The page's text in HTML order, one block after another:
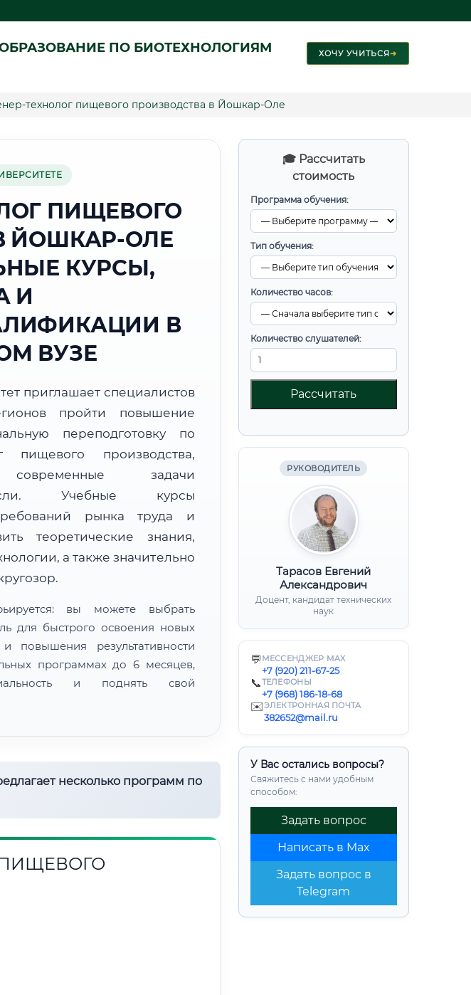
ПО БИОТЕХНОЛОГИЯМ ХОЧУ УЧИТЬСЯ➜
технолог пищевого производства в Йошкар-Оле
🎓 Рассчитать
стоимость
Программа обучения:
Тип обучения:
Количество часов:
Количество слушателей:
Рассчитать
РУКОВОДИТЕЛЬ
Тарасов Евгений
Александрович
Доцент, кандидат технических
наук
💬 МЕССЕНДЖЕР MAX
+7 (920) 211-67-25
📞ТЕЛЕФОНЫ
+7 (968) 186-18-68
✉️ЭЛЕКТРОННАЯ ПОЧТА
382652@mail.ru
У Вас остались вопросы?
Свяжитесь с нами удобным
способом:
Задать вопрос
Написать в Max
Задать вопрос в
Telegram
ПИЩЕВОГО
ЙОШКАР-ОЛЕ
КУРСЫ,
И
В
ВУЗЕ
приглашает специалистов
пройти повышение
переподготовку по
пищевого производства,
задачи
Учебные курсы
рынка труда и
теоретические знания,
а также значительно
вы можете выбрать
для быстрого освоения новых
и повышения результативности
программах до 6 месяцев,
и поднять свой
несколько программ по